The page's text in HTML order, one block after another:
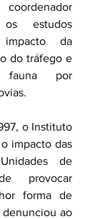
estudos
da
do tráfego e
fauna por
o Instituto
impacto das
de
provocar
forma de
denunciou ao